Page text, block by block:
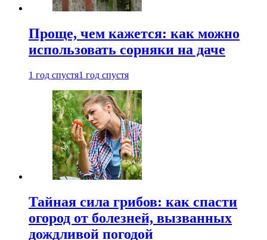
Проще, чем кажется: как можно
использовать сорняки на даче
1 год спустя1 год спустя
Тайная сила грибов: как спасти
огород от болезней, вызванных
дождливой погодой